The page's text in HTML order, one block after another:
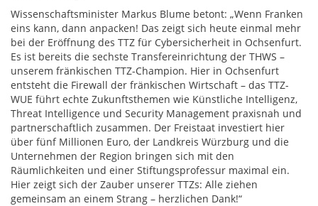
Wissenschaftsminister Markus Blume betont: „Wenn Franken
eins kann, dann anpacken! Das zeigt sich heute einmal mehr
bei der Eröffnung des TTZ für Cybersicherheit in Ochsenfurt.
Es ist bereits die sechste Transfereinrichtung der THWS –
unserem fränkischen TTZ-Champion. Hier in Ochsenfurt
entsteht die Firewall der fränkischen Wirtschaft – das TTZ-
WUE führt echte Zukunftsthemen wie Künstliche Intelligenz,
Threat Intelligence und Security Management praxisnah und
partnerschaftlich zusammen. Der Freistaat investiert hier
über fünf Millionen Euro, der Landkreis Würzburg und die
Unternehmen der Region bringen sich mit den
Räumlichkeiten und einer Stiftungsprofessur maximal ein.
Hier zeigt sich der Zauber unserer TTZs: Alle ziehen
gemeinsam an einem Strang – herzlichen Dank!“